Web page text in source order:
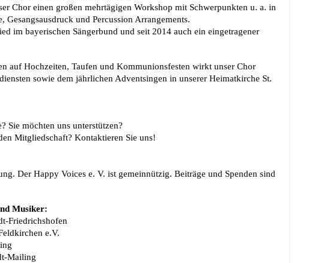
Chor einen großen mehrtägigen Workshop mit Schwerpunkten u. a. in
Gesangsausdruck und Percussion Arrangements.
im bayerischen Sängerbund und seit 2014 auch ein eingetragener
auf Hochzeiten, Taufen und Kommunionsfesten wirkt unser Chor
sowie dem jährlichen Adventsingen in unserer Heimatkirche St.
Sie möchten uns unterstützen?
Mitgliedschaft? Kontaktieren Sie uns!
Der Happy Voices e. V. ist gemeinnützig. Beiträge und Spenden sind
Musiker:
Friedrichshofen
e.V.
Mailing